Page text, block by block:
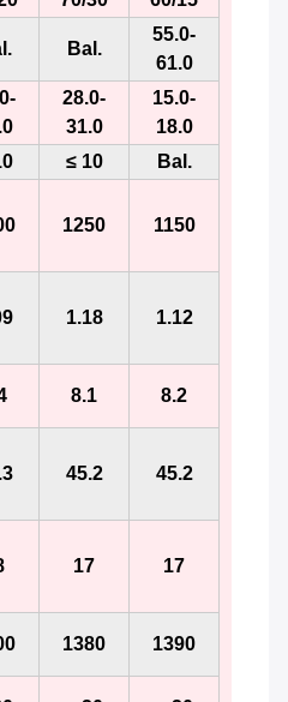
Bal.
55.0-
61.0
28.0-
31.0
15.0-
18.0
≤ 10
Bal.
1250 1150
1.18 1.12
8.1 8.2
45.2 45.2
17 17
1380 1390